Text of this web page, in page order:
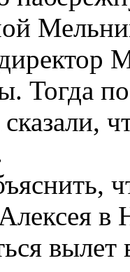
Тогда
в